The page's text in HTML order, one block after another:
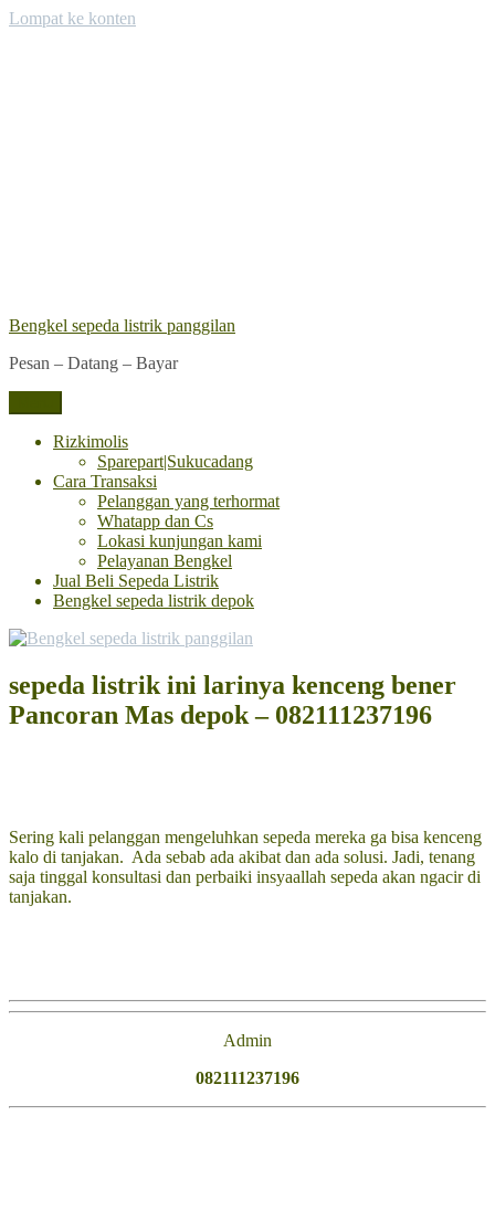
Lompat ke konten
Bengkel sepeda listrik panggilan
Pesan – Datang – Bayar
Rizkimolis
Sparepart|Sukucadang
Cara Transaksi
Pelanggan yang terhormat
Whatapp dan Cs
Lokasi kunjungan kami
Pelayanan Bengkel
Jual Beli Sepeda Listrik
Bengkel sepeda listrik depok
sepeda listrik ini larinya kenceng bener
Pancoran Mas depok – 082111237196
Sering kali pelanggan mengeluhkan sepeda mereka ga bisa kenceng
kalo di tanjakan. Ada sebab ada akibat dan ada solusi. Jadi, tenang
saja tinggal konsultasi dan perbaiki insyaallah sepeda akan ngacir di
tanjakan.
Admin
082111237196